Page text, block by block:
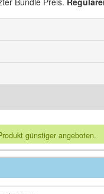
günstiger angeboten.